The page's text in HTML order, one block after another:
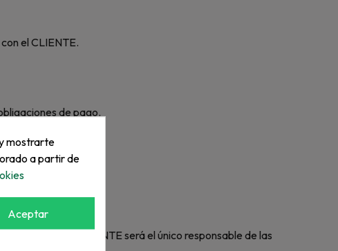
el CLIENTE.
de pago.
fabricante. El CLIENTE será el único responsable de las
mostrarte
a partir de
Aceptar